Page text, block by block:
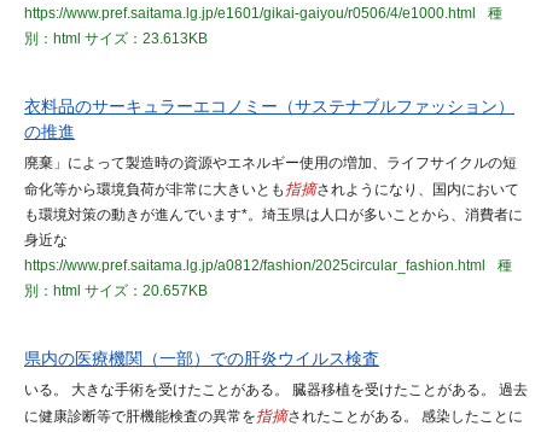
https://www.pref.saitama.lg.jp/e1601/gikai-gaiyou/r0506/4/e1000.html
種
別：html サイズ：23.613KB
衣料品のサーキュラーエコノミー（サステナブルファッション）
の推進
廃棄」によって製造時の資源やエネルギー使用の増加、ライフサイクルの短
命化等から環境負荷が非常に大きいとも 指摘されようになり、国内において
も環境対策の動きが進んでいます*。埼玉県は人口が多いことから、消費者に
身近な
https://www.pref.saitama.lg.jp/a0812/fashion/2025circular_fashion.html
種
別：html サイズ：20.657KB
県内の医療機関（一部）での肝炎ウイルス検査
いる。 大きな手術を受けたことがある。 臓器移植を受けたことがある。 過去
に健康診断等で肝機能検査の異常を指摘されたことがある。 感染したことに